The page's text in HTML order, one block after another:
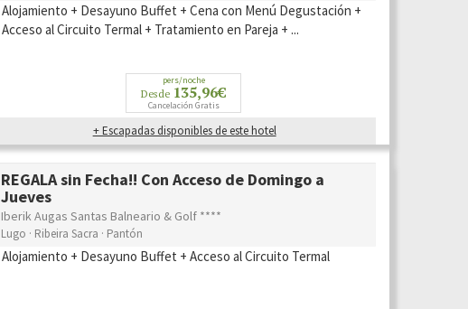
Alojamiento + Desayuno Buffet + Cena con Menú Degustación +
Acceso al Circuito Termal + Tratamiento en Pareja + ...
pers/noche
Desde 135,96€
Cancelación Gratis
+ Escapadas disponibles de este hotel
REGALA sin Fecha!! Con Acceso de Domingo a
Jueves
Iberik Augas Santas Balneario & Golf ****
Lugo · Ribeira Sacra · Pantón
Alojamiento + Desayuno Buffet + Acceso al Circuito Termal